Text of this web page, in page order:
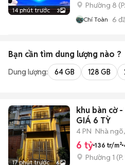
14 phút trước 3
Phường 8 (
Chí Toàn 6
Bạn cần tìm dung lượng nào ?
Dung lượng: 64 GB 128 GB
17 phút trước 6
khu bàn cờ -
GIÁ 6 TỲ
4 PN Nhà
6 tỷ 136 tr/m²
Phường 1 (